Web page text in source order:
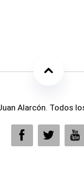
Alarcón. Todos